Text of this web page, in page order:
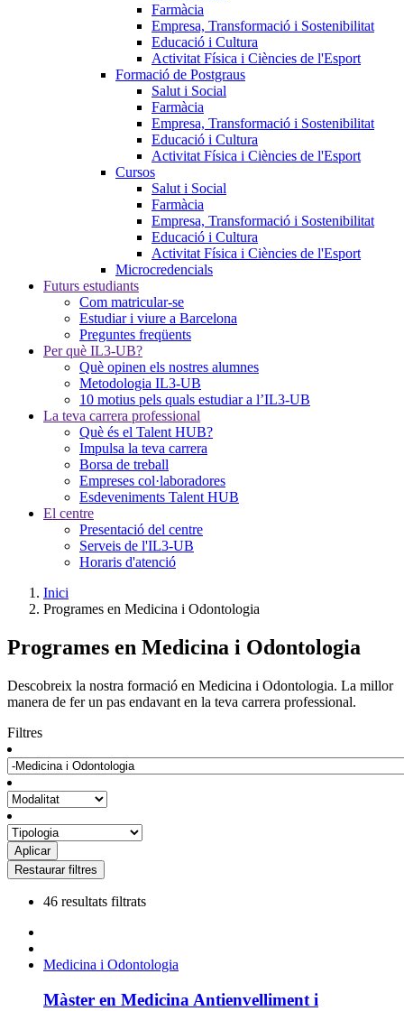
Farmàcia
Empresa, Transformació i Sostenibilitat
Educació i Cultura
Activitat Física i Ciències de l'Esport
Formació de Postgraus
Salut i Social
Farmàcia
Empresa, Transformació i Sostenibilitat
Educació i Cultura
Activitat Física i Ciències de l'Esport
Cursos
Salut i Social
Farmàcia
Empresa, Transformació i Sostenibilitat
Educació i Cultura
Activitat Física i Ciències de l'Esport
Microcredencials
Futurs estudiants
Com matricular-se
Estudiar i viure a Barcelona
Preguntes freqüents
Per què IL3-UB?
Què opinen els nostres alumnes
Metodologia IL3-UB
10 motius pels quals estudiar a l’IL3-UB
La teva carrera professional
Què és el Talent HUB?
Impulsa la teva carrera
Borsa de treball
Empreses col·laboradores
Esdeveniments Talent HUB
El centre
Presentació del centre
Serveis de l'IL3-UB
Horaris d'atenció
Inici
Programes en Medicina i Odontologia
Programes en Medicina i Odontologia
Descobreix la nostra formació en Medicina i Odontologia. La millor
manera de fer un pas endavant en la teva carrera professional.
Filtres
46 resultats filtrats
Medicina i Odontologia
Màster en Medicina Antienvelliment i